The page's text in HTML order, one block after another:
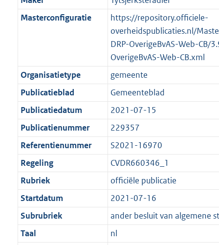
Masterconfiguratie
https://repository.officiele-
overheidspublicaties.nl/
DRP-OverigeBvAS-Web-CB/
OverigeBvAS-Web-CB.xml
Organisatietype
gemeente
Publicatieblad
Gemeenteblad
Publicatiedatum
2021-07-15
Publicatienummer
229357
Referentienummer
S2021-16970
Regeling
CVDR660346_1
Rubriek
officiële publicatie
Startdatum
2021-07-16
Subrubriek
ander besluit van algemene
Taal
nl